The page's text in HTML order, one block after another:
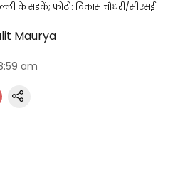
के सड़कें; फोटो: विकास चौधरी/सीएसई
Maurya
am